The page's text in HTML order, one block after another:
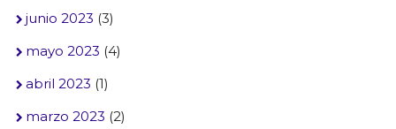
junio 2023 (3)
mayo 2023 (4)
abril 2023 (1)
marzo 2023 (2)